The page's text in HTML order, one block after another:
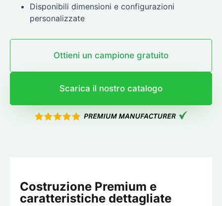
Disponibili dimensioni e configurazioni
personalizzate
Ottieni un campione gratuito
Scarica il nostro catalogo
Costruzione Premium e
caratteristiche dettagliate